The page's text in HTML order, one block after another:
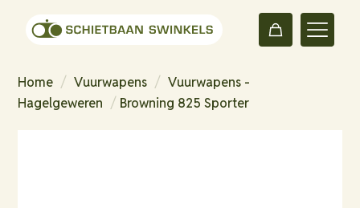
Home / Vuurwapens / Vuurwapens -
Hagelgeweren / Browning 825 Sporter